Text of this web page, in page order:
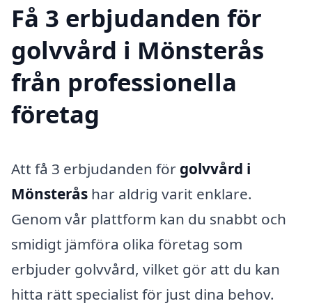
Få 3 erbjudanden för
golvvård i Mönsterås
från professionella
företag
Att få 3 erbjudanden för golvvård i
Mönsterås har aldrig varit enklare.
Genom vår plattform kan du snabbt och
smidigt jämföra olika företag som
erbjuder golvvård, vilket gör att du kan
hitta rätt specialist för just dina behov.